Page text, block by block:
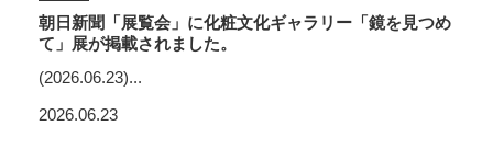
朝日新聞「展覧会」に化粧文化ギャラリー「鏡を見つめ
て」展が掲載されました。
(2026.06.23)...
2026.06.23